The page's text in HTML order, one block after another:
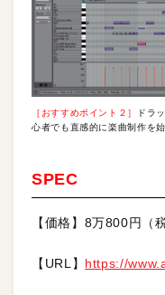
［おすすめポイント２］
ドラ
心者でも直感的に楽曲制作を
SPEC
【価格】8万800円（
【URL】 https://